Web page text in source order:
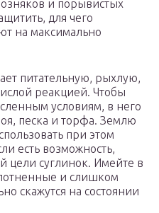
и порывистых
для чего
на максимально
питательную, рыхлую,
реакцией. Чтобы
условиям, в него
песка и торфа. Землю
при этом
есть возможность,
цели суглинок. Имейте в
и слишком
скажутся на состоянии